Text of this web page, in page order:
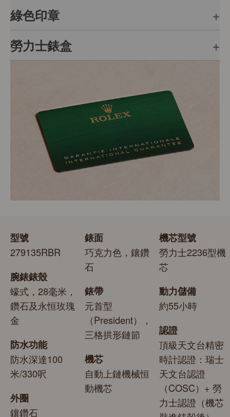
綠色印章
每枚勞力士腕錶均附有全球五年保用保證，並附上綠色印
章，此印章是頂級天文台精密時計的象徵。此獨特標記證
勞力士錶盒
送禮之用亦非常合適，接收禮物者會感到愉悅非常。
型號
279135RBR
腕錶錶殼
蠔式，28毫米，
鑽石及永恒玫瑰
金
防水功能
防水深達100
米/330呎
外圈
鑲鑽石
錶面
巧克力色，鑲鑽
石
錶帶
元首型
（President），
三格拱形鏈節
機芯
自動上鏈機械恒
動機芯
機芯型號
勞力士2236型機
芯
動力儲備
約55小時
認證
頂級天文台精密
時計認證：瑞士
天文台認證
（COSC）+ 勞
力士認證（機芯